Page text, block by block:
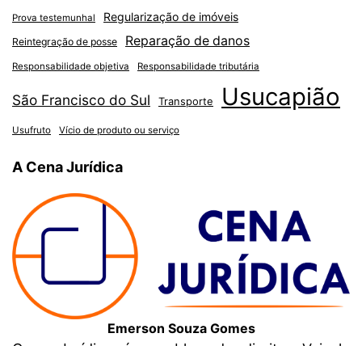
Prova testemunhal Regularização de imóveis
Reintegração de posse Reparação de danos
Responsabilidade objetiva Responsabilidade tributária
São Francisco do Sul Transporte Usucapião
Usufruto Vício de produto ou serviço
A Cena Jurídica
Emerson Souza Gomes